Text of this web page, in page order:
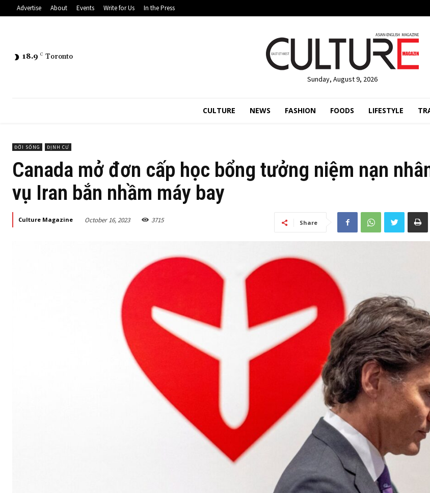
Advertise About Events Write for Us In the Press
18.9 C Toronto
Sunday, August 9, 2026
CULTURE NEWS FASHION FOODS LIFESTYLE
ĐỜI SỐNG ĐỊNH CƯ
Canada mở đơn cấp học bổng tưởng niệm nạn
vụ Iran bắn nhầm máy bay
Culture Magazine October 16, 2023 3715 Share